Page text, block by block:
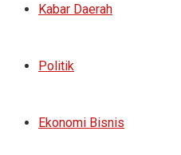
Kabar Daerah
Politik
Ekonomi Bisnis